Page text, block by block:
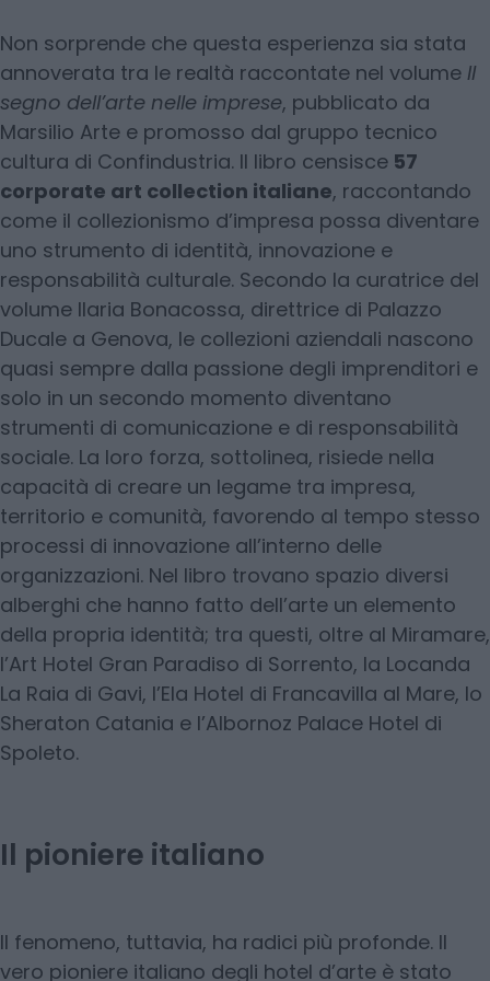
Non sorprende che questa esperienza sia stata
annoverata tra le realtà raccontate nel volume Il
segno dell’arte nelle imprese, pubblicato da
Marsilio Arte e promosso dal gruppo tecnico
cultura di Confindustria. Il libro censisce 57
corporate art collection italiane, raccontando
come il collezionismo d’impresa possa diventare
uno strumento di identità, innovazione e
responsabilità culturale. Secondo la curatrice del
volume Ilaria Bonacossa, direttrice di Palazzo
Ducale a Genova, le collezioni aziendali nascono
quasi sempre dalla passione degli imprenditori e
solo in un secondo momento diventano
strumenti di comunicazione e di responsabilità
sociale. La loro forza, sottolinea, risiede nella
capacità di creare un legame tra impresa,
territorio e comunità, favorendo al tempo stesso
processi di innovazione all’interno delle
organizzazioni. Nel libro trovano spazio diversi
alberghi che hanno fatto dell’arte un elemento
della propria identità; tra questi, oltre al Miramare,
l’Art Hotel Gran Paradiso di Sorrento, la Locanda
La Raia di Gavi, l’Ela Hotel di Francavilla al Mare, lo
Sheraton Catania e l’Albornoz Palace Hotel di
Spoleto.
Il pioniere italiano
Il fenomeno, tuttavia, ha radici più profonde. Il
vero pioniere italiano degli hotel d’arte è stato